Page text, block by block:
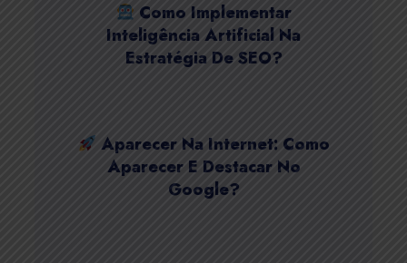
Como Implementar
Inteligência Artificial Na
Estratégia De SEO?
Aparecer Na Internet: Como
Aparecer E Destacar No
Google?